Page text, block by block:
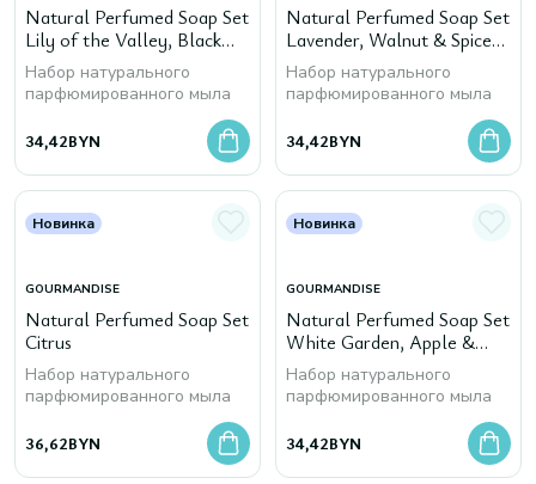
Natural Perfumed Soap Set
Lily of the Valley, Black
Orchid, White Garden
Набор натурального
парфюмированного мыла
34,42BYN
Natural Perfumed Soap Set
Lavender, Walnut & Spices,
Almond
Набор натурального
парфюмированного мыла
34,42BYN
Новинка
GOURMANDISE
Natural Perfumed Soap Set
Citrus
Набор натурального
парфюмированного мыла
36,62BYN
Новинка
GOURMANDISE
Natural Perfumed Soap Set
White Garden, Apple &
Pear, Pear Freesia
Набор натурального
парфюмированного мыла
34,42BYN